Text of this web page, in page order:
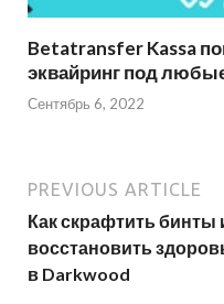
Betatransfer Kassa
эквайринг под
Сентябрь 6, 2022
PREVIOUS ARTICLE
Как скрафтить бинты
восстановить
в Darkwood